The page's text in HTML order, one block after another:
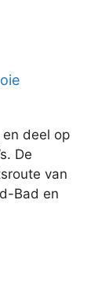
deel op
De
van
Bad en